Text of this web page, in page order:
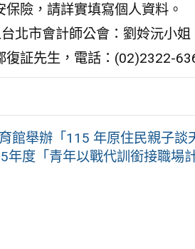
險，請詳實填寫個人資料。
北市會計師公會：劉姈沅小
復証先生，電話：(02)2322-
館舉辦「115 年原住民親子談
度「青年以戰代訓銜接職場計